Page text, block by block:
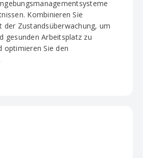
Kombinieren Sie
der Zustandsüberwachung, um
gesunden Arbeitsplatz zu
optimieren Sie den